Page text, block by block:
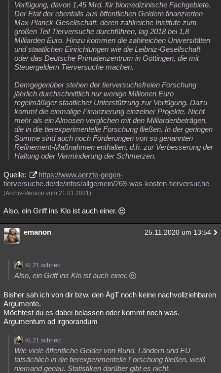
Verfügung, davon 1,45 Mrd. für biomedizinische Fachgebiete.
Der Etat der ebenfalls aus öffentlichen Geldern finanzierten
Max-Planck-Gesellschaft, deren zahlreiche Institute zum
großen Teil Tierversuche durchführen, lag 2018 bei 1,8
Milliarden Euro. Hinzu kommen die zahlreichen Universitäten
und staatlichen Einrichtungen wie die Leibniz-Gesellschaft
oder das Deutsche Primatenzentrum in Göttingen, die mit
Steuergeldern Tierversuche machen.
Demgegenüber stehen der tierversuchsfreien Forschung
jährlich durchschnittlich nur wenige Millionen Euro
regelmäßiger staatlicher Unterstützung zur Verfügung. Dazu
kommt die einmalige Finanzierung einzelner Projekte. Nicht
mehr als ein Almosen verglichen mit den Milliardenbeträgen,
die in die tierexperimentelle Forschung fließen. In der geringen
Summe sind auch noch Förderungen von so genannten
Refinement-Maßnahmen enthalten, d.h. zur Verbesserung der
Haltung oder Verminderung der Schmerzen.
Quelle:
https://www.aerzte-gegen-
tierversuche.de/de/infos/allgemein/269-was-kosten-tierversuche
(Archiv-Version vom 21.01.2021)
Also, ein Griff ins Klo ist auch einer.
emanon 25.11.2020 um 13:54
KL21 schrieb:
Also, ein Griff ins Klo ist auch einer.
Bisher sah ich von dir bzw. den ÄgT noch keine nachvollziehbaren
Argumente.
Möchtest du es dabei belassen oder kommt noch was.
Argumentum ad irgnorandum
KL21 schrieb:
Wie viele öffentliche Gelder von Bund, Ländern und EU
tatsächlich in die tierexperimentelle Forschung fließen, weiß
niemand genau. Statistiken darüber gibt es nicht.